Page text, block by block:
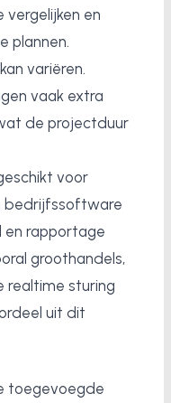
vergelijken en
plannen.
variëren.
vaak extra
de projectduur
voor
bedrijfssoftware
en rapportage
groothandels,
realtime sturing
uit dit
toegevoegde